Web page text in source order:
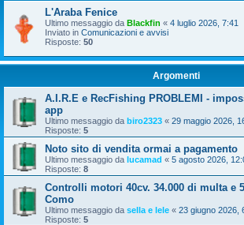
L'Araba Fenice
Ultimo messaggio da Blackfin « 4 luglio 2026, 7:41
Inviato in Comunicazioni e avvisi
Risposte: 50
Argomenti
A.I.R.E e RecFishing PROBLEMI -
app
Ultimo messaggio da biro2323 « 29 maggio 2026,
Risposte: 5
Noto sito di vendita ormai a pagamento
Ultimo messaggio da lucamad « 5 agosto 2026,
Risposte: 8
Controlli motori 40cv. 34.000 di multa e
Como
Ultimo messaggio da sella e lele « 23 giugno 2026,
Risposte: 5